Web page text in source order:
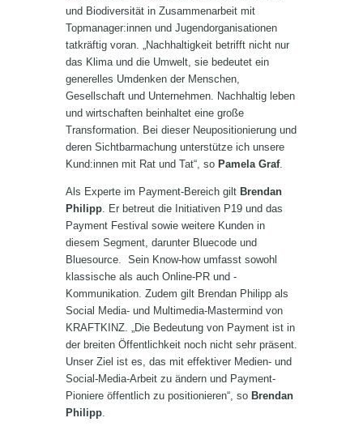
und Biodiversität in Zusammenarbeit mit
Topmanager:innen und Jugendorganisationen
tatkräftig voran. „Nachhaltigkeit betrifft nicht nur
das Klima und die Umwelt, sie bedeutet ein
generelles Umdenken der Menschen,
Gesellschaft und Unternehmen. Nachhaltig leben
und wirtschaften beinhaltet eine große
Transformation. Bei dieser Neupositionierung und
deren Sichtbarmachung unterstütze ich unsere
Kund:innen mit Rat und Tat“, so Pamela Graf.
Als Experte im Payment-Bereich gilt Brendan
Philipp. Er betreut die Initiativen P19 und das
Payment Festival sowie weitere Kunden in
diesem Segment, darunter Bluecode und
Bluesource. Sein Know-how umfasst sowohl
klassische als auch Online-PR und -
Kommunikation. Zudem gilt Brendan Philipp als
Social Media- und Multimedia-Mastermind von
KRAFTKINZ. „Die Bedeutung von Payment ist in
der breiten Öffentlichkeit noch nicht sehr präsent.
Unser Ziel ist es, das mit effektiver Medien- und
Social-Media-Arbeit zu ändern und Payment-
Pioniere öffentlich zu positionieren“, so Brendan
Philipp.